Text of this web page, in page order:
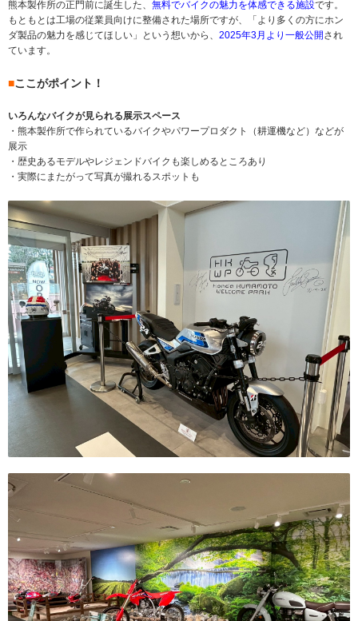
熊本製作所の正門前に誕生した、 無料でバイクの魅力を体感できる施設です。
もともとは工場の従業員向けに整備された場所ですが、「より多くの方にホン
ダ製品の魅力を感じてほしい」という想いから、 2025年3月より一般公開され
ています。
■ここがポイント！
いろんなバイクが見られる展示スペース
・熊本製作所で作られているバイクやパワープロダクト（耕運機など）などが
展示
・歴史あるモデルやレジェンドバイクも楽しめるところあり
・実際にまたがって写真が撮れるスポットも